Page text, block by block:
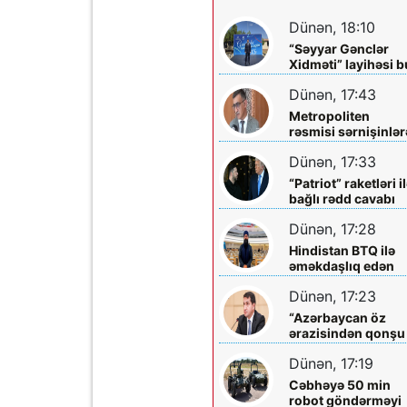
Dünən, 18:10
“Səyyar Gənclər
Xidməti” layihəsi
dəfə
Dünən, 17:43
Metropoliten
rəsmisi
çıxış yolu göstərdi
Dünən, 17:33
“Patriot” raketləri
bağlı rədd cavabı
aldı
Dünən, 17:28
Hindistan BTQ ilə
əməkdaşlıq edən
hüquq
təhdid edib
Dünən, 17:23
“Azərbaycan öz
ərazisindən qonşu
ölkəyə qarşı
olunmasına icazə
verməz”
Dünən, 17:19
Cəbhəyə 50 min
robot göndərməyi